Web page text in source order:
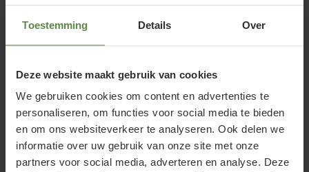
Toestemming Details Over
Deze website maakt gebruik van cookies
We gebruiken cookies om content en advertenties te
personaliseren, om functies voor social media te bieden
en om ons websiteverkeer te analyseren. Ook delen we
informatie over uw gebruik van onze site met onze
partners voor social media, adverteren en analyse. Deze
minimaal
Te overbruggen afstand
maximaal
Maximale tussenruimte